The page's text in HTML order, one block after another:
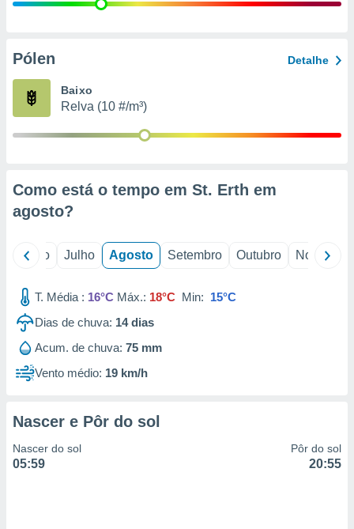
e
de
Pólen Detalhe
Baixo
Relva (10 #/m³)
Como está o tempo em St. Erth em
agosto?
Junho Julho Agosto Setembro Outubro Novembro
T. Média : 16°C Máx.: 18°C Min: 15°C
Dias de chuva: 14dias
Acum. de chuva: 75 mm
Vento médio: 19 km/h
Nascer e Pôr do sol
Nascer do sol
05:59
Pôr do sol
20:55